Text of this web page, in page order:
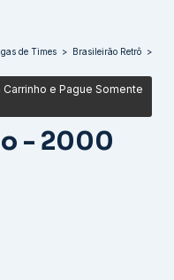
de Times > Brasileirão Retrô >
- 2000